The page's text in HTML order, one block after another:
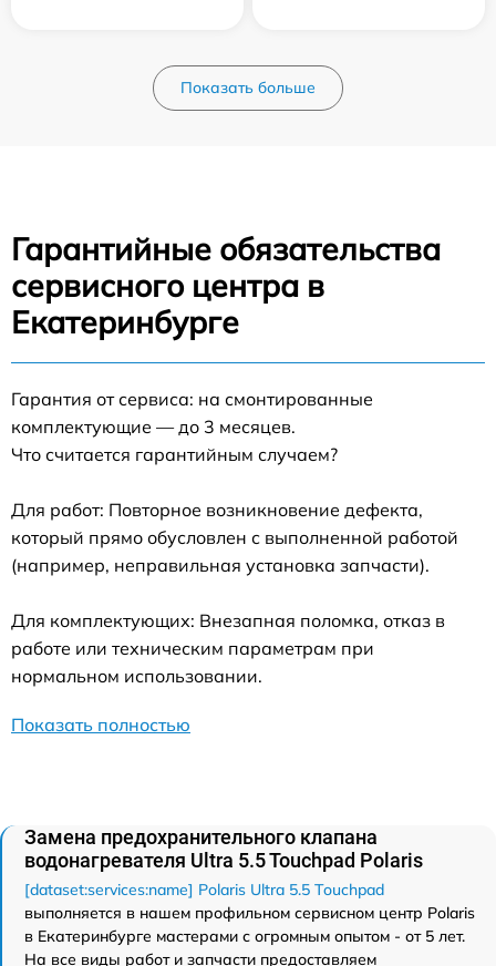
Показать больше
Гарантийные обязательства
сервисного центра в
Екатеринбурге
Гарантия от сервиса: на смонтированные
комплектующие — до 3 месяцев.
Что считается гарантийным случаем?
Для работ: Повторное возникновение дефекта,
который прямо обусловлен с выполненной работой
(например, неправильная установка запчасти).
Для комплектующих: Внезапная поломка, отказ в
работе или техническим параметрам при
нормальном использовании.
Показать полностью
Замена предохранительного клапана
водонагревателя Ultra 5.5 Touchpad Polaris
[dataset:services:name] Polaris Ultra 5.5 Touchpad
выполняется в нашем профильном сервисном центр Polaris
в Екатеринбурге мастерами с огромным опытом - от 5 лет.
На все виды работ и запчасти предоставляем